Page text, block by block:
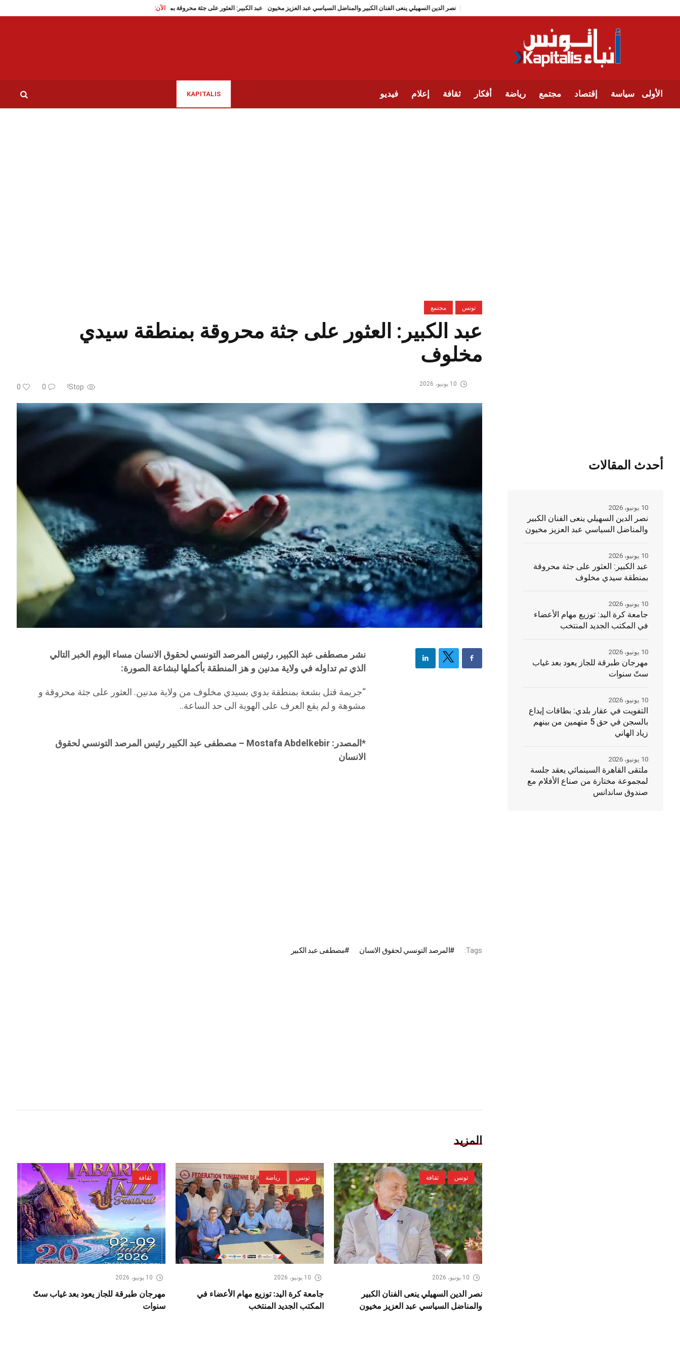
الآن: نصر الدين السهيلي ينعى الفنان الكبير والمناضل السياسي عبد العزيز مخيون عبد الكبير: العثور على جثة محروقة بمنطقة سيدي مخلوف
الأولى سياسة إقتصاد مجتمع رياضة أفكار ثقافة إعلام فيديو KAPITALIS
تونس مجتمع
عبد الكبير: العثور على جثة محروقة بمنطقة سيدي
مخلوف
Stop!
0
0 10 يونيو، 2026
نشر مصطفى عبد الكبير، رئيس المرصد التونسي لحقوق الانسان مساء اليوم الخبر التالي
الذي تم تداوله في ولاية مدنين و هز المنطقة بأكملها لبشاعة الصورة:
“جريمة قتل بشعة بمنطقة بدوي بسيدي مخلوف من ولاية مدنين. العثور على جثة محروقة و
مشوهة و لم يقع العرف على الهوية الى حد الساعة..
*المصدر: Mostafa Abdelkebir – مصطفى عبد الكبير رئيس المرصد التونسي لحقوق
الانسان
Tags: المرصد التونسي لحقوق الانسان مصطفى عبد الكبير
المزيد
تونس ثقافة
10 يونيو، 2026
نصر الدين السهيلي ينعى الفنان الكبير
والمناضل السياسي عبد العزيز مخيون
تونس رياضة
10 يونيو، 2026
جامعة كرة اليد: توزيع مهام الأعضاء في
المكتب الجديد المنتخب
ثقافة
10 يونيو، 2026
مهرجان طبرقة للجاز يعود بعد غياب ستّ
سنوات
أحدث المقالات
نصر الدين السهيلي ينعى الفنان الكبير
والمناضل السياسي عبد العزيز مخيون
10 يونيو، 2026
عبد الكبير: العثور على جثة محروقة
بمنطقة سيدي مخلوف
10 يونيو، 2026
جامعة كرة اليد: توزيع مهام الأعضاء
في المكتب الجديد المنتخب
10 يونيو، 2026
مهرجان طبرقة للجاز يعود بعد غياب
ستّ سنوات
10 يونيو، 2026
التفويت في عقار بلدي: بطاقات إيداع
بالسجن في حق 5 متهمين من بينهم
زياد الهاني
10 يونيو، 2026
ملتقى القاهرة السينمائي يعقد جلسة
لمجموعة مختارة من صناع الأفلام مع
صندوق ساندانس
10 يونيو، 2026